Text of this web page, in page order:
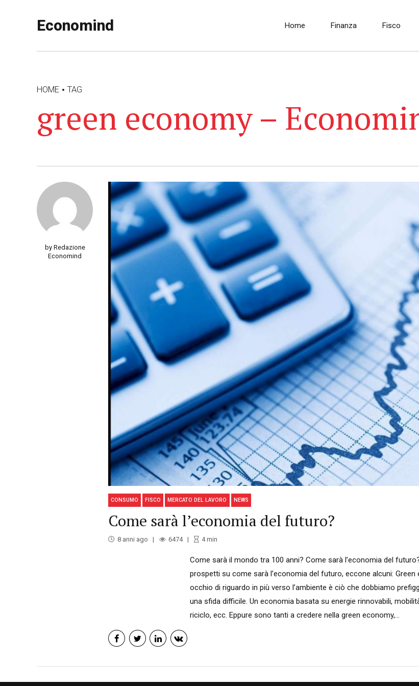
Economind Home Finanza Fisco
HOME TAG
green economy –
by Redazione
Economind
CONSUMO FISCO MERCATO DEL LAVORO NEWS
Come sarà l’economia del futuro?
8 anni ago 6474 4min
Come sarà il mondo tra 100 anni? Come sarà l’economia del
prospetti su come sarà l’economia del futuro, eccone alcuni:
occhio di riguardo in più verso l’ambiente è ciò che dobbiamo
una sfida difficile. Un economia basata su energie rinnovabili,
riciclo, ecc. Eppure sono tanti a credere nella green economy,...